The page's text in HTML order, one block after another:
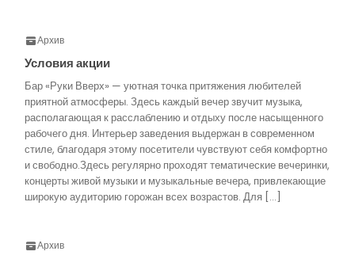
Архив
Условия акции
Бар «Руки Вверх» — уютная точка притяжения любителей
приятной атмосферы. Здесь каждый вечер звучит музыка,
располагающая к расслаблению и отдыху после насыщенного
рабочего дня. Интерьер заведения выдержан в современном
стиле, благодаря этому посетители чувствуют себя комфортно
и свободно.Здесь регулярно проходят тематические вечеринки,
концерты живой музыки и музыкальные вечера, привлекающие
широкую аудиторию горожан всех возрастов. Для […]
Архив